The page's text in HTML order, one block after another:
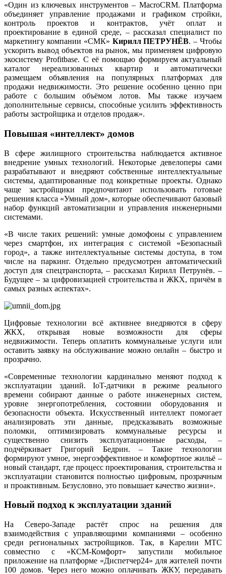
«Один из ключевых инструментов – MacroCRM. Платформа
объединяет управление продажами и графиком стройки,
контроль проектов и контрактов, учёт оплат и
проектирование в единой среде, – рассказал специалист по
маркетингу компании «СМК» Кирилл ПЕТРУНЁВ. – Чтобы
ускорить вывод объектов на рынок, мы применяем цифровую
экосистему Profitbase. С её помощью формируем актуальный
каталог нереализованных квартир и автоматически
размещаем объявления на популярных платформах для
продажи недвижимости. Это решение особенно ценно при
работе с большим объёмом лотов. Мы также изучаем
дополнительные сервисы, способные усилить эффективность
работы застройщика и отделов продаж».
Повышая «интеллект» домов
В сфере жилищного строительства наблюдается активное
внедрение умных технологий. Некоторые девелоперы сами
разрабатывают и внедряют собственные интеллектуальные
системы, адаптированные под конкретные проекты. Однако
чаще застройщики предпочитают использовать готовые
решения класса «Умный дом», которые обеспечивают базовый
набор функций автоматизации и управления инженерными
системами.
«В числе таких решений: умные домофоны с управлением
через смартфон, их интеграция с системой «Безопасный
город», а также интеллектуальные системы доступа, в том
числе на паркинг. Отдельно предусмотрен автоматический
доступ для спецтранспорта, – рассказал Кирилл Петрунёв. –
Будущее – за цифровизацией строительства и ЖКХ, причём в
самых разных аспектах».
Цифровые технологии всё активнее внедряются в сферу
ЖКХ, открывая новые возможности для сферы
недвижимости. Теперь оплатить коммунальные услуги или
оставить заявку на обслуживание можно онлайн – быстро и
прозрачно.
«Современные технологии кардинально меняют подход к
эксплуатации зданий. IoT-датчики в режиме реального
времени собирают данные о работе инженерных систем,
уровне энергопотребления, состоянии оборудования и
безопасности объекта. Искусственный интеллект помогает
анализировать эти данные, предсказывать возможные
поломки, оптимизировать коммунальные ресурсы и
существенно снизить эксплуатационные расходы, –
подчёркивает Григорий Бедрин. – Такие технологии
формируют умное, энергоэффективное и комфортное жильё –
новый стандарт, где процесс проектирования, строительства и
эксплуатации становится полностью цифровым, прозрачным
и проактивным. Безусловно, это повышает качество жизни».
Новый подход к эксплуатации зданий
На Северо-Западе растёт спрос на решения для
взаимодействия с управляющими компаниями – особенно
среди региональных застройщиков. Так, в Карелии МТС
совместно с «КСМ-Комфорт» запустили мобильное
приложение на платформе «Диспетчер24» для жителей почти
100 домов. Через него можно оплачивать ЖКУ, передавать